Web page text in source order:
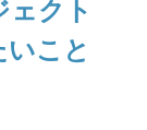
ェクト
こと